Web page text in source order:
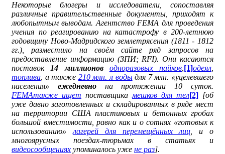
Некоторые блогеры и исследователи, сопоставляя
различные правительственные документы, приходят к
любопытным выводам. Агентство FEMA для проведения
учения по реагированию на катастрофу в 200-летнюю
годовщину Ново-Мадридского землетрясения (1811 - 1812
гг.), разместило на своём сайте ряд запросов на
предоставление информацию (ЗПИ; RFI). Они касаются
поставок
14 миллионов одноразовых пайков [1]одеял
топлива , а также 210 млн. л водыдля 7 млн. «уцелевшего
населения» ежедневнона протяжении 10 суток.
FEMAтакже ищет поставщика мешков для тел[2] [об
уже давно заготовленных и складированных в ряде мест
на территории США пластиковых и бетонных гробах
большой вместимости, равно как и о сотнях «готовых к
использованию» лагерей для перемещённых лиц , и о
многоярусных поездах-тюрьмах в статьях и
видеосообщениях упоминалось уже не раз].